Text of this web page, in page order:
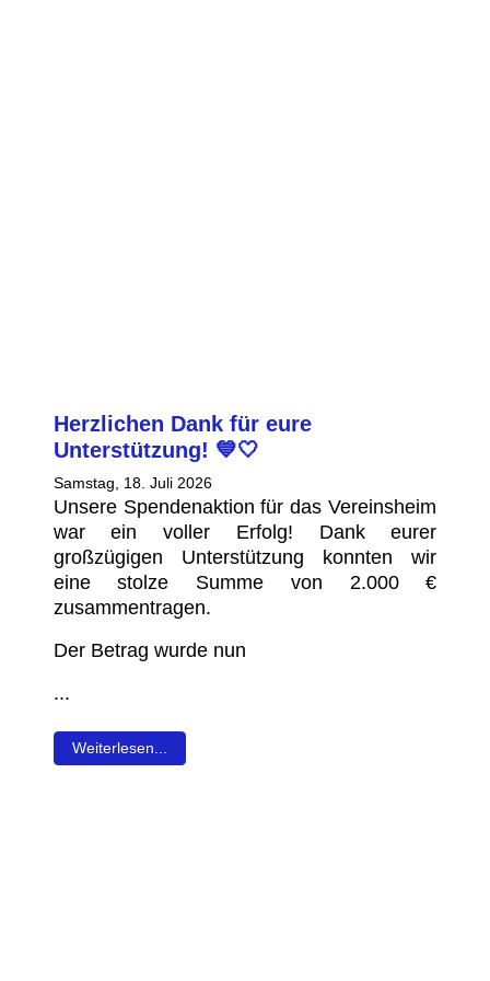
1.
Samstag,
Die
sowie
der 1.
– Blau-Weiß Alstedde
in die Kreisliga-Vorbereitung
06. Juli 2025
Sonntag ist unsere 1.
offiziell in die Vorbereitung auf
Kreisliga-Saison gestartet.
Fußballwetter stand zunächst